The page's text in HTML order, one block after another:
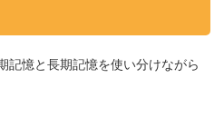
記憶と長期記憶を使い分けながら